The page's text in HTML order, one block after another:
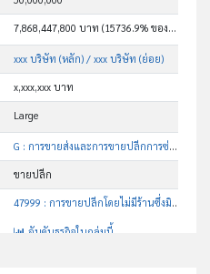
7,868,447,800 บาท (15736.9% ของทุน)
xxx บริษัท (หลัก)/ xxx บริษัท (ย่อย)
x,xxx,xxx บาท
Large
G : การขายส่งและการขายปลีกการซ่อมยานยนต์และ จักรยานยนต์
ขายปลีก
47999 : การขายปลีกโดยไม่มีร้านซึ่งมิได้จัดประเภทไว้ในที่อื่น
อันดับธุรกิจในกลุ่มนี้